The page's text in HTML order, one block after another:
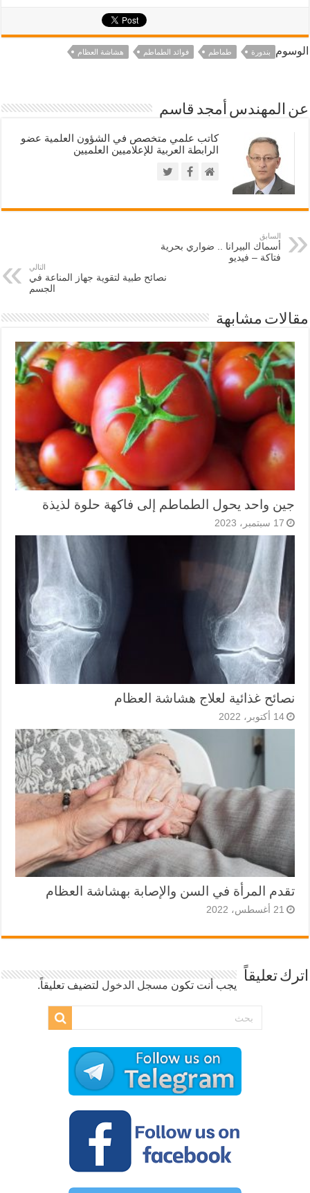
الوسوم بندورة طماطم فوائد الطماطم هشاشة العظام
عن المهندس أمجد قاسم
كاتب علمي متخصص في الشؤون العلمية عضو
الرابطة العربية للإعلاميين العلميين
السابق
أسماك البيرانا .. ضواري بحرية
فتاكة – فيديو
التالي
نصائح طبية لتقوية جهاز المناعة في
الجسم
مقالات مشابهة
جين واحد يحول الطماطم إلى فاكهة حلوة لذيذة
17 سبتمبر، 2023
نصائح غذائية لعلاج هشاشة العظام
14 أكتوبر، 2022
تقدم المرأة في السن والإصابة بهشاشة العظام
21 أغسطس، 2022
اترك تعليقاً
يجب أنت تكون مسجل الدخول لتضيف تعليقاً.